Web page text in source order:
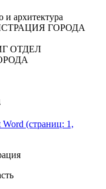
и архитектура
ГОРОДА
ОТДЕЛ
(страниц: 1,